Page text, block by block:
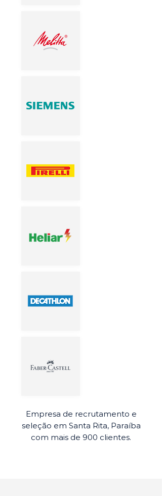
Empresa de recrutamento e
seleção em Santa Rita, Paraíba
com mais de 900 clientes.